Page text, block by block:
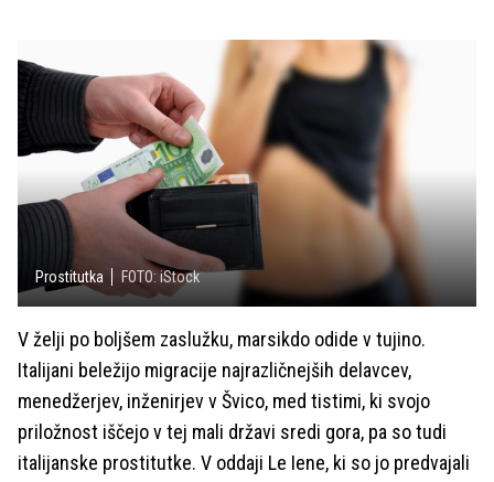
Prostitutka FOTO: iStock
V želji po boljšem zaslužku, marsikdo odide v tujino.
Italijani beležijo migracije najrazličnejših delavcev,
menedžerjev, inženirjev v Švico, med tistimi, ki svojo
priložnost iščejo v tej mali državi sredi gora, pa so tudi
italijanske prostitutke. V oddaji Le Iene, ki so jo predvajali